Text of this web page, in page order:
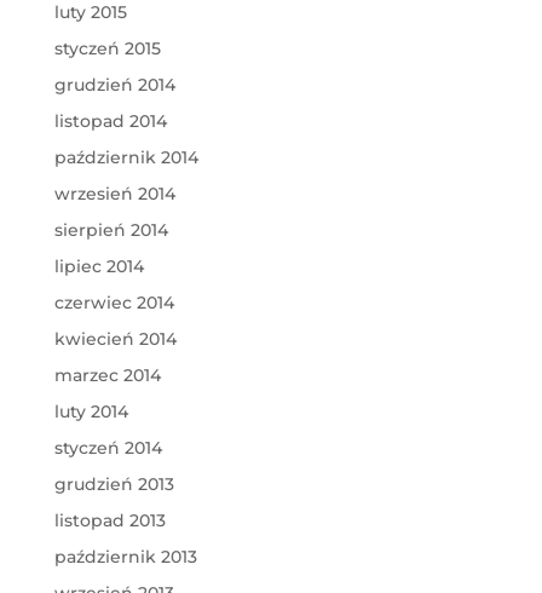
luty 2015
styczeń 2015
grudzień 2014
listopad 2014
październik 2014
wrzesień 2014
sierpień 2014
lipiec 2014
czerwiec 2014
kwiecień 2014
marzec 2014
luty 2014
styczeń 2014
grudzień 2013
listopad 2013
październik 2013